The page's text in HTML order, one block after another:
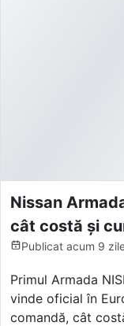
Nissan
cât costă și
Publicat acum 9
Primul Armada
vinde oficial în
comandă, cât